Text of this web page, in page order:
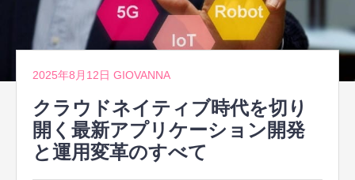
ッ
2025年8月12日 GIOVANNA
クラウドネイティブ時代を切り
開く最新アプリケーション開発
と運用変革のすべて